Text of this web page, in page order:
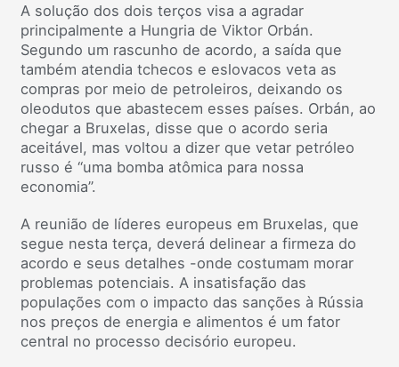
A solução dos dois terços visa a agradar
principalmente a Hungria de Viktor Orbán.
Segundo um rascunho de acordo, a saída que
também atendia tchecos e eslovacos veta as
compras por meio de petroleiros, deixando os
oleodutos que abastecem esses países. Orbán, ao
chegar a Bruxelas, disse que o acordo seria
aceitável, mas voltou a dizer que vetar petróleo
russo é “uma bomba atômica para nossa
economia”.
A reunião de líderes europeus em Bruxelas, que
segue nesta terça, deverá delinear a firmeza do
acordo e seus detalhes -onde costumam morar
problemas potenciais. A insatisfação das
populações com o impacto das sanções à Rússia
nos preços de energia e alimentos é um fator
central no processo decisório europeu.